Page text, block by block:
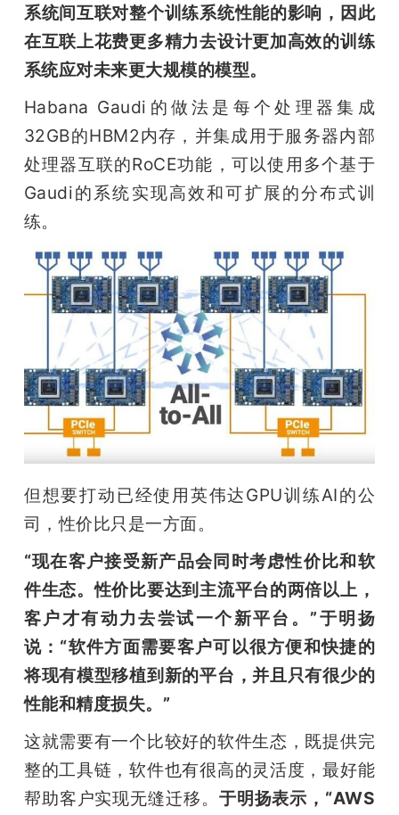
系统间互联对整个训练系统性能的影响，因此
在互联上花费更多精力去设计更加高效的训练
系统应对未来更大规模的模型。
Habana Gaudi的做法是每个处理器集成
32GB的HBM2内存，并集成用于服务器内部
处理器互联的RoCE功能，可以使用多个基于
Gaudi的系统实现高效和可扩展的分布式训
练。
但想要打动已经使用英伟达GPU训练AI的公
司，性价比只是一方面。
“现在客户接受新产品会同时考虑性价比和软
件生态。性价比要达到主流平台的两倍以上，
客户才有动力去尝试一个新平台。”于明扬
说：“软件方面需要客户可以很方便和快捷的
将现有模型移植到新的平台，并且只有很少的
性能和精度损失。”
这就需要有一个比较好的软件生态，既提供完
整的工具链，软件也有很高的灵活度，最好能
帮助客户实现无缝迁移。 于明扬表示，“AWS